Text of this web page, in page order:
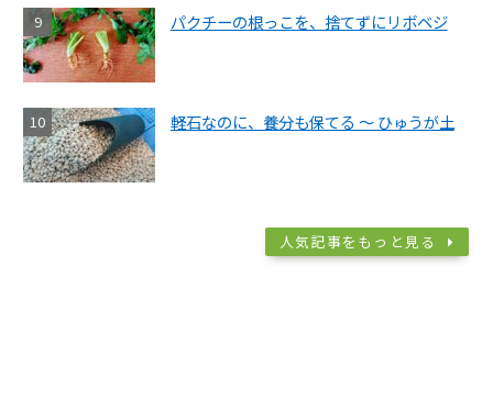
パクチーの根っこを、捨てずにリボベジ
軽石なのに、養分も保てる ～ ひゅうが土
人気記事をもっと見る